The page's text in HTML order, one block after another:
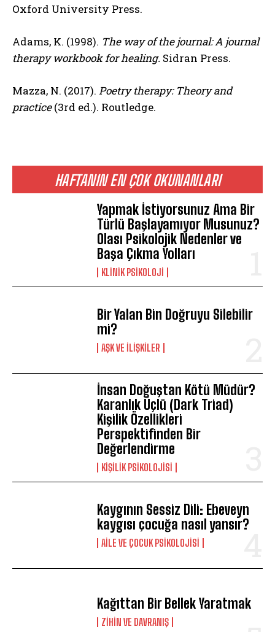
HAFTANIN EN ÇOK OKUNANLARI
Yapmak İstiyorsunuz Ama Bir
Türlü Başlayamıyor Musunuz?
Olası Psikolojik Nedenler ve
Başa Çıkma Yolları
KLINIK PSIKOLOJI
Bir Yalan Bin Doğruyu Silebilir
mi?
AŞK VE İLIŞKILER
İnsan Doğuştan Kötü Müdür?
Karanlık Üçlü (Dark Triad)
Kişilik Özellikleri
Perspektifinden Bir
Değerlendirme
KIŞILIK PSIKOLOJISI
Kaygının Sessiz Dili: Ebeveyn
kaygısı çocuğa nasıl yansır?
AILE VE ÇOCUK PSIKOLOJISI
Kağıttan Bir Bellek Yaratmak
⁠ZIHIN VE DAVRANIŞ
Oxford University Press.
Adams, K. (1998). The way of the journal: A journal
therapy workbook for healing. Sidran Press.
Mazza, N. (2017). Poetry therapy: Theory and
practice(3rd ed.). Routledge.